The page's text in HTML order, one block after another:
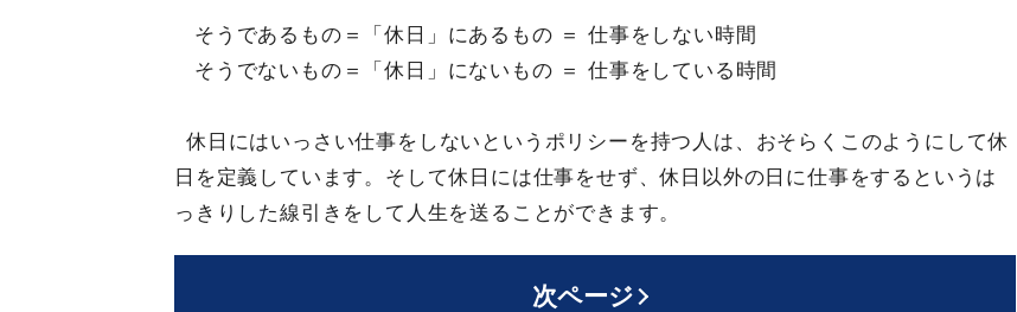
そうであるもの＝「休日」にあるもの ＝ 仕事をしない時間
そうでないもの＝「休日」にないもの ＝ 仕事をしている時間
休日にはいっさい仕事をしないというポリシーを持つ人は、おそらくこのようにして休
日を定義しています。そして休日には仕事をせず、休日以外の日に仕事をするというは
っきりした線引きをして人生を送ることができます。
次ページ